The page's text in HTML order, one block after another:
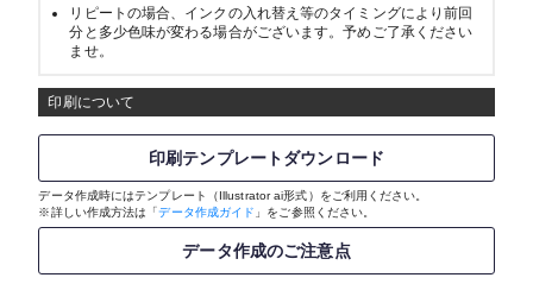
リピートの場合、インクの入れ替え等のタイミングにより前回
分と多少色味が変わる場合がございます。予めご了承ください
ませ。
印刷について
印刷テンプレートダウンロード
データ作成時にはテンプレート（Illustrator ai形式）をご利用ください。
※詳しい作成方法は「データ作成ガイド 」をご参照ください。
データ作成のご注意点